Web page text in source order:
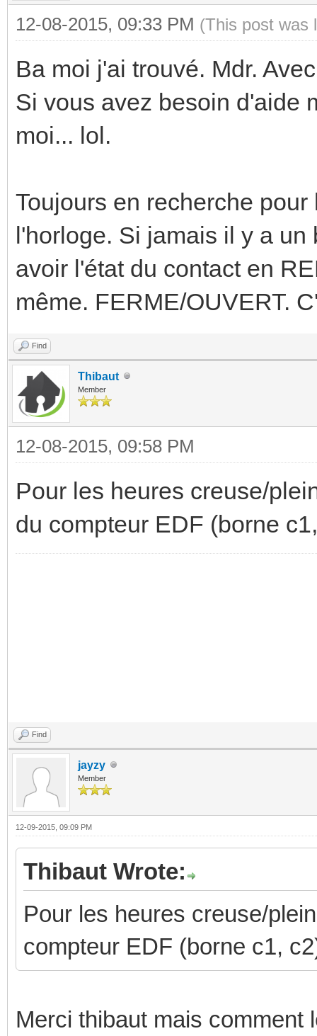
12-08-2015, 09:33 PM (This post was
Ba moi j'ai trouvé. Mdr.
Si vous avez besoin d'aide
moi... lol.
Toujours en recherche
l'horloge. Si jamais il y a
avoir l'état du contact en
même. FERME/OUVERT.
Find
Thibaut
Member
12-08-2015, 09:58 PM
Pour les heures creuse/
du compteur EDF (borne
Find
jayzy
Member
12-09-2015, 09:09 PM
Thibaut Wrote:
Pour les heures creuse/
compteur EDF (borne c1,
Merci thibaut mais